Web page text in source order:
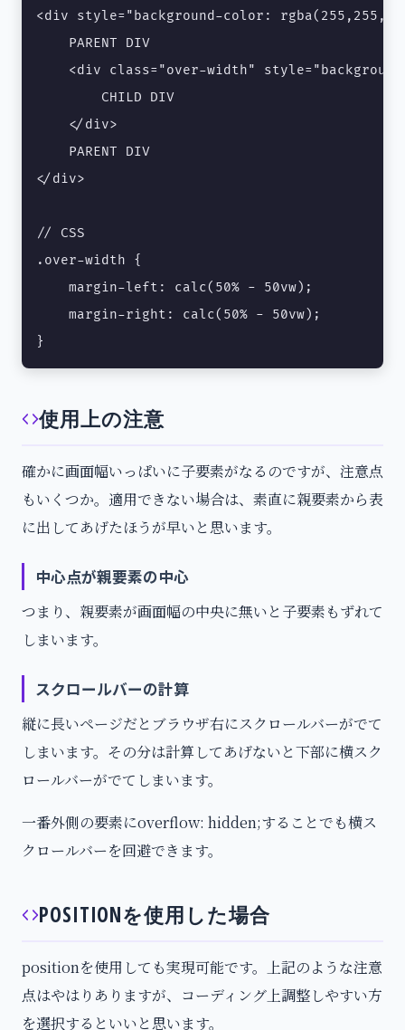
<div style="background-color:
    PARENT DIV
<div class="over-width"
        CHILD DIV
    </div>
    PARENT DIV
</div>
// CSS
.over-width {
    margin-left: calc(50% - 50vw);
    margin-right: calc(50% - 50vw);
}
使用上の注意
確かに画面幅いっぱいに子要素がなるのですが、注意点
もいくつか。適用できない場合は、素直に親要素から表
に出してあげたほうが早いと思います。
中心点が親要素の中心
つまり、親要素が画面幅の中央に無いと子要素もずれて
しまいます。
スクロールバーの計算
縦に長いページだとブラウザ右にスクロールバーがでて
しまいます。その分は計算してあげないと下部に横スク
ロールバーがでてしまいます。
一番外側の要素にoverflow: hidden;することでも横ス
クロールバーを回避できます。
POSITIONを使用した場合
positionを使用しても実現可能です。上記のような注意
点はやはりありますが、コーディング上調整しやすい方
を選択するといいと思います。